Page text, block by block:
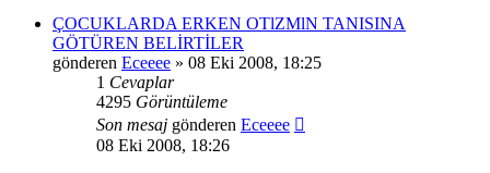
ÇOCUKLARDA ERKEN OTlZMlN TANISINA
GÖTÜREN BELİRTİLER
gönderen Eceeee » 08 Eki 2008, 18:25
1 Cevaplar
4295 Görüntüleme
Son mesaj gönderen Eceeee
08 Eki 2008, 18:26